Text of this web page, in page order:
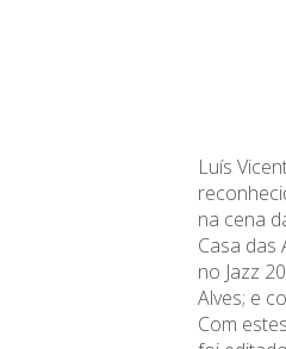
Luís
na cena
Casa das
no Jazz
Alves; e
Com